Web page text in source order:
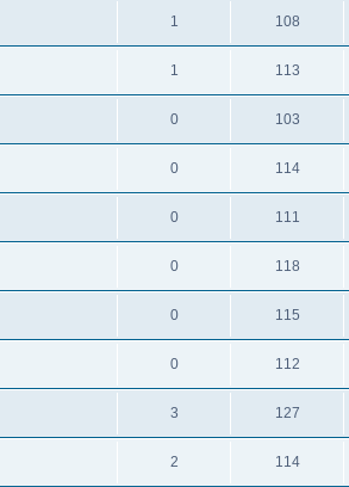
1 108
1 113
0 103
0 114
0 111
0 118
0 115
0 112
3 127
2 114